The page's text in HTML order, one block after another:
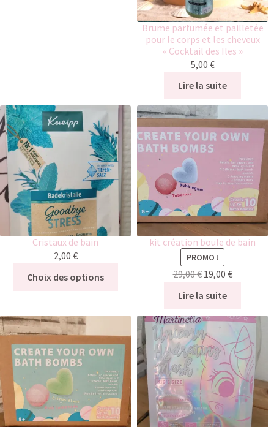
Brume parfumée et pailletée
pour le corps et les cheveux
« Cocktail des Iles »
5,00 €
Lire la suite
Cristaux de bain
2,00 €
Choix des options
kit création boule de bain
PROMO !
29,00€ 19,00 €
Lire la suite